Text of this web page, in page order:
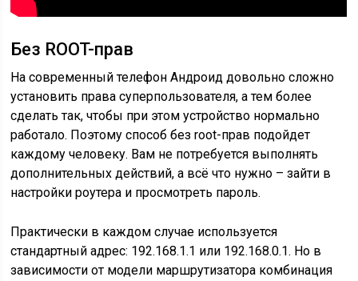
Без ROOT-прав
На современный телефон Андроид довольно сложно
установить права суперпользователя, а тем более
сделать так, чтобы при этом устройство нормально
работало. Поэтому способ без root-прав подойдет
каждому человеку. Вам не потребуется выполнять
дополнительных действий, а всё что нужно – зайти в
настройки роутера и просмотреть пароль.
Практически в каждом случае используется
стандартный адрес: 192.168.1.1 или 192.168.0.1. Но в
зависимости от модели маршрутизатора комбинация